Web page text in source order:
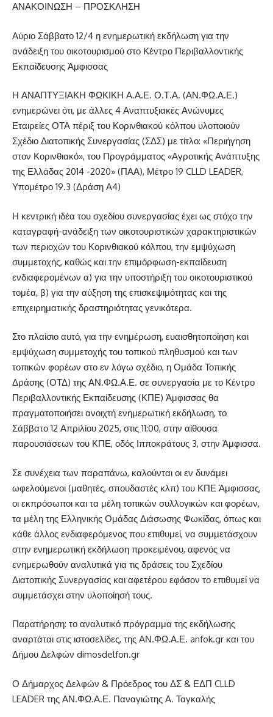
ΑΝΑΚΟΙΝΩΣΗ – ΠΡΟΣΚΛΗΣΗ
Αύριο Σάββατο 12/4 η ενημερωτική εκδήλωση για την
ανάδειξη του οικοτουρισμού στο Κέντρο Περιβαλλοντικής
Εκπαίδευσης Άμφισσας
Η ΑΝΑΠΤΥΞΙΑΚΗ ΦΩΚΙΚΗ Α.Α.Ε. Ο.Τ.Α. (ΑΝ.ΦΩ.Α.Ε.)
ενημερώνει ότι, με άλλες 4 Αναπτυξιακές Ανώνυμες
Εταιρείες ΟΤΑ πέριξ του Κορινθιακού κόλπου υλοποιούν
Σχέδιο Διατοπικής Συνεργασίας (ΣΔΣ) με τίτλο: «Περιήγηση
στον Κορινθιακό», του Προγράμματος «Αγροτικής Ανάπτυξης
της Ελλάδας 2014 -2020» (ΠΑΑ), Μέτρο 19 CLLD LEADER,
Υπομέτρο 19.3 (Δράση Α4)
Η κεντρική ιδέα του σχεδίου συνεργασίας έχει ως στόχο την
καταγραφή-ανάδειξη των οικοτουριστικών χαρακτηριστικών
των περιοχών του Κορινθιακού κόλπου, την εμψύχωση
συμμετοχής, καθώς και την επιμόρφωση-εκπαίδευση
ενδιαφερομένων α) για την υποστήριξη του οικοτουριστικού
τομέα, β) για την αύξηση της επισκεψιμότητας και της
επιχειρηματικής δραστηριότητας γενικότερα.
Στο πλαίσιο αυτό, για την ενημέρωση, ευαισθητοποίηση και
εμψύχωση συμμετοχής του τοπικού πληθυσμού και των
τοπικών φορέων στο εν λόγω σχέδιο, η Ομάδα Τοπικής
Δράσης (ΟΤΔ) της ΑΝ.ΦΩ.Α.Ε. σε συνεργασία με το Κέντρο
Περιβαλλοντικής Εκπαίδευσης (ΚΠΕ) Άμφισσας θα
πραγματοποιήσει ανοιχτή ενημερωτική εκδήλωση, το
Σάββατο 12 Απριλίου 2025, στις 11:00, στην αίθουσα
παρουσιάσεων του ΚΠΕ, οδός Ιπποκράτους 3, στην Άμφισσα.
Σε συνέχεια των παραπάνω, καλούνται οι εν δυνάμει
ωφελούμενοι (μαθητές, σπουδαστές κλπ) του ΚΠΕ Άμφισσας,
οι εκπρόσωποι και τα μέλη τοπικών συλλογικών και φορέων,
τα μέλη της Ελληνικής Ομάδας Διάσωσης Φωκίδας, όπως και
κάθε άλλος ενδιαφερόμενος που επιθυμεί, να συμμετάσχουν
στην ενημερωτική εκδήλωση προκειμένου, αφενός να
ενημερωθούν αναλυτικά για τις δράσεις του Σχεδίου
Διατοπικής Συνεργασίας και αφετέρου εφόσον το επιθυμεί να
συμμετάσχει στην υλοποίησή τους.
Παρατήρηση: το αναλυτικό πρόγραμμα της εκδήλωσης
αναρτάται στις ιστοσελίδες, της ΑΝ.ΦΩ.Α.Ε. anfok.gr και του
Δήμου Δελφών dimosdelfon.gr
Ο Δήμαρχος Δελφών & Πρόεδρος του ΔΣ & ΕΔΠ CLLD
LEADER της ΑΝ.ΦΩ.Α.Ε. Παναγιώτης Α. Ταγκαλής